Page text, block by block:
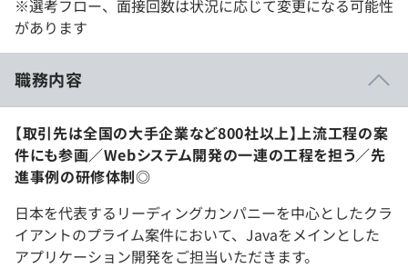
※選考フロー、面接回数は状況に応じて変更になる可能性
があります
職務内容
【取引先は全国の大手企業など800社以上】上流工程の案
件にも参画／Webシステム開発の一連の工程を担う／先
進事例の研修体制◎
日本を代表するリーディングカンパニーを中心としたクラ
イアントのプライム案件において、Javaをメインとした
アプリケーション開発をご担当いただきます。